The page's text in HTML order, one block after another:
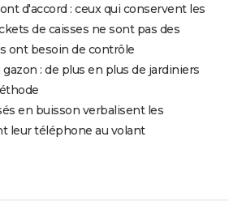
d'accord : ceux qui conservent les
de caisses ne sont pas des
ont besoin de contrôle
: de plus en plus de jardiniers
en buisson verbalisent les
leur téléphone au volant